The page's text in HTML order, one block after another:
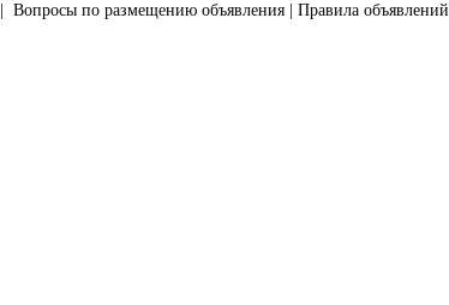
Вопросы по размещению объявления| Правила объявлений